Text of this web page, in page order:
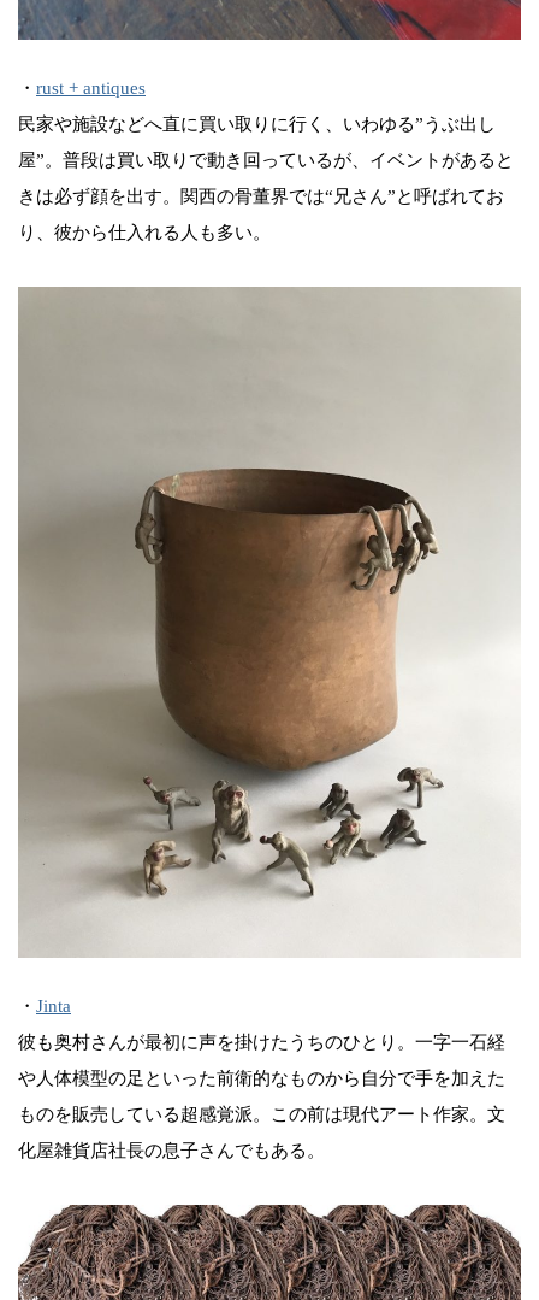
・ rust + antiques
民家や施設などへ直に買い取りに行く、いわゆる”うぶ出し
屋”。普段は買い取りで動き回っているが、イベントがあると
きは必ず顔を出す。関西の骨董界では“兄さん”と呼ばれてお
り、彼から仕入れる人も多い。
・ Jinta
彼も奥村さんが最初に声を掛けたうちのひとり。一字一石経
や人体模型の足といった前衛的なものから自分で手を加えた
ものを販売している超感覚派。この前は現代アート作家。文
化屋雑貨店社長の息子さんでもある。